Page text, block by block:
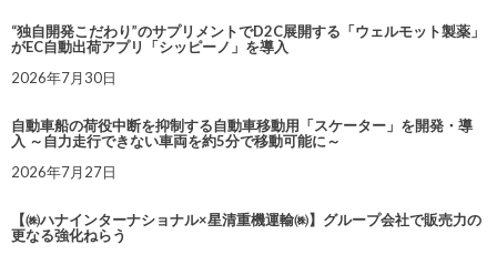
“独自開発こだわり”のサプリメントでD2C展開する「ウェルモット製薬」
がEC自動出荷アプリ「シッピーノ」を導入
2026年7月30日
自動車船の荷役中断を抑制する自動車移動用「スケーター」を開発・導
入 ～自力走行できない車両を約5分で移動可能に～
2026年7月27日
【㈱ハナインターナショナル×星清重機運輸㈱】グループ会社で販売力の
更なる強化ねらう